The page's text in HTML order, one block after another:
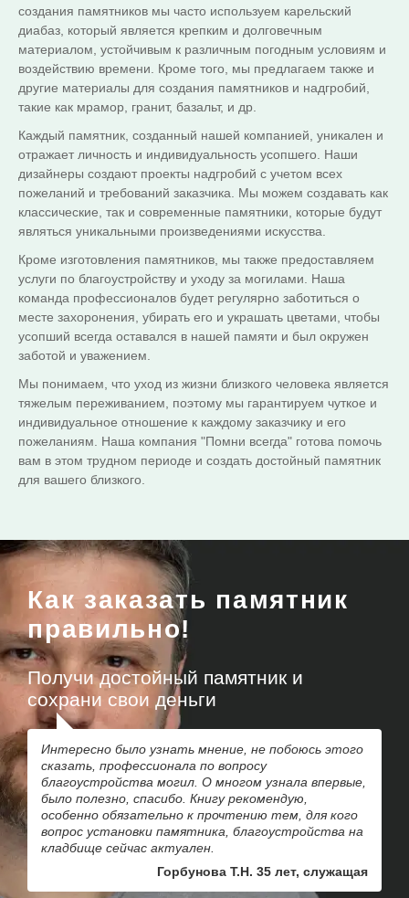
создания памятников мы часто используем карельский
диабаз, который является крепким и долговечным
материалом, устойчивым к различным погодным условиям и
воздействию времени. Кроме того, мы предлагаем также и
другие материалы для создания памятников и надгробий,
такие как мрамор, гранит, базальт, и др.
Каждый памятник, созданный нашей компанией, уникален и
отражает личность и индивидуальность усопшего. Наши
дизайнеры создают проекты надгробий с учетом всех
пожеланий и требований заказчика. Мы можем создавать как
классические, так и современные памятники, которые будут
являться уникальными произведениями искусства.
Кроме изготовления памятников, мы также предоставляем
услуги по благоустройству и уходу за могилами. Наша
команда профессионалов будет регулярно заботиться о
месте захоронения, убирать его и украшать цветами, чтобы
усопший всегда оставался в нашей памяти и был окружен
заботой и уважением.
Мы понимаем, что уход из жизни близкого человека является
тяжелым переживанием, поэтому мы гарантируем чуткое и
индивидуальное отношение к каждому заказчику и его
пожеланиям. Наша компания "Помни всегда" готова помочь
вам в этом трудном периоде и создать достойный памятник
для вашего близкого.
Как заказать памятник
правильно!
Получи достойный памятник и
сохрани свои деньги
Интересно было узнать мнение, не побоюсь этого
сказать, профессионала по вопросу
благоустройства могил. О многом узнала впервые,
было полезно, спасибо. Книгу рекомендую,
особенно обязательно к прочтению тем, для кого
вопрос установки памятника, благоустройства на
кладбище сейчас актуален.
Горбунова Т.Н. 35 лет, служащая